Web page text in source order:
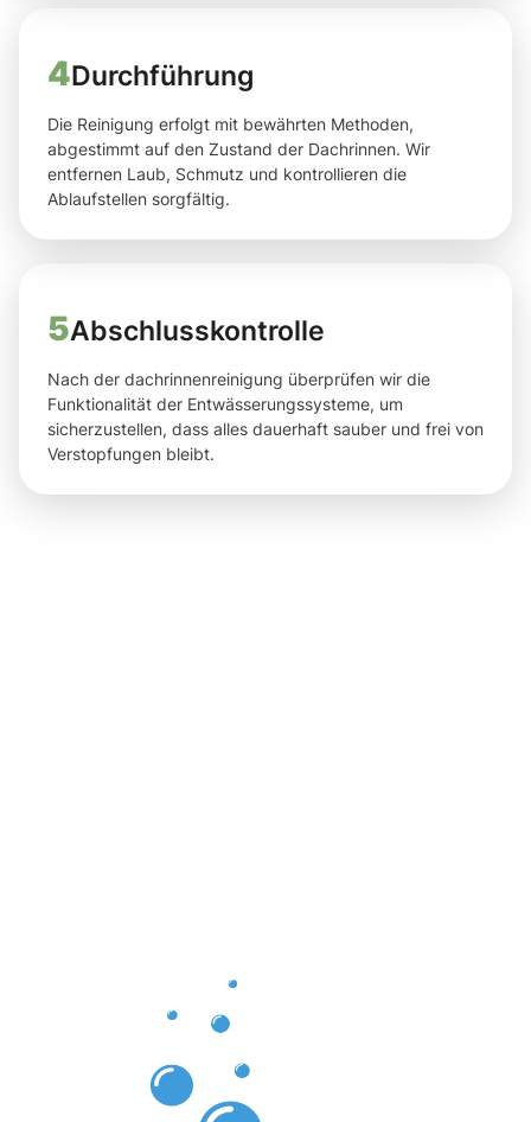
4Durchführung
Die Reinigung erfolgt mit bewährten Methoden,
abgestimmt auf den Zustand der Dachrinnen. Wir
entfernen Laub, Schmutz und kontrollieren die
Ablaufstellen sorgfältig.
5Abschlusskontrolle
Nach der dachrinnenreinigung überprüfen wir die
Funktionalität der Entwässerungssysteme, um
sicherzustellen, dass alles dauerhaft sauber und frei von
Verstopfungen bleibt.